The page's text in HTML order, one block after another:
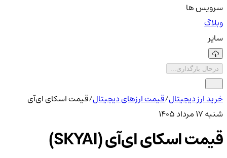
سرویس ها
وبلاگ
سایر
درحال بارگذاری...
خرید ارز دیجیتال/قیمت ارزهای دیجیتال/قیمت اسکای ای‌آی
شنبه ۱۷ مرداد ۱۴۰۵
قیمت اسکای ای‌آی (SKYAI)